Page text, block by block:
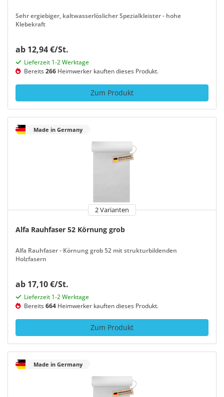
Sehr ergiebiger, kaltwasserlöslicher Spezialkleister - hohe
Klebekraft
ab 12,94 €/St.
Lieferzeit 1-2 Werktage
Bereits266 Heimwerker kauften dieses Produkt.
Zum Produkt
Made in Germany
2 Varianten
Alfa Rauhfaser 52 Körnung grob
Alfa Rauhfaser - Körnung grob 52 mit strukturbildenden
Holzfasern
ab 17,10 €/St.
Lieferzeit 1-2 Werktage
Bereits664 Heimwerker kauften dieses Produkt.
Zum Produkt
Made in Germany